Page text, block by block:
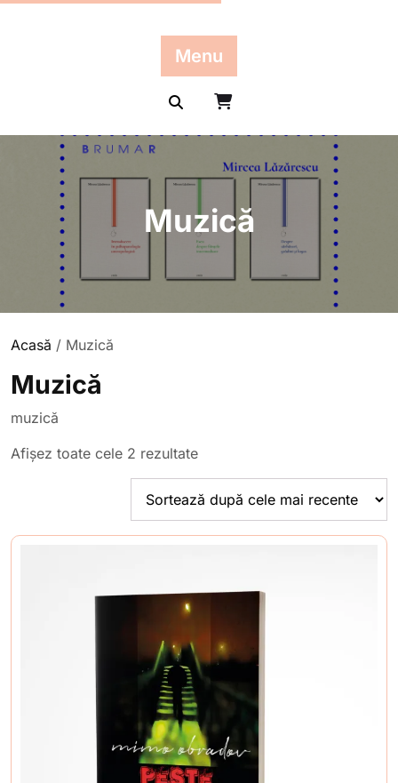
Menu
Muzică
Acasă / Muzică
Muzică
muzică
Afișez toate cele 2 rezultateSortat
după
cele
mai
recente